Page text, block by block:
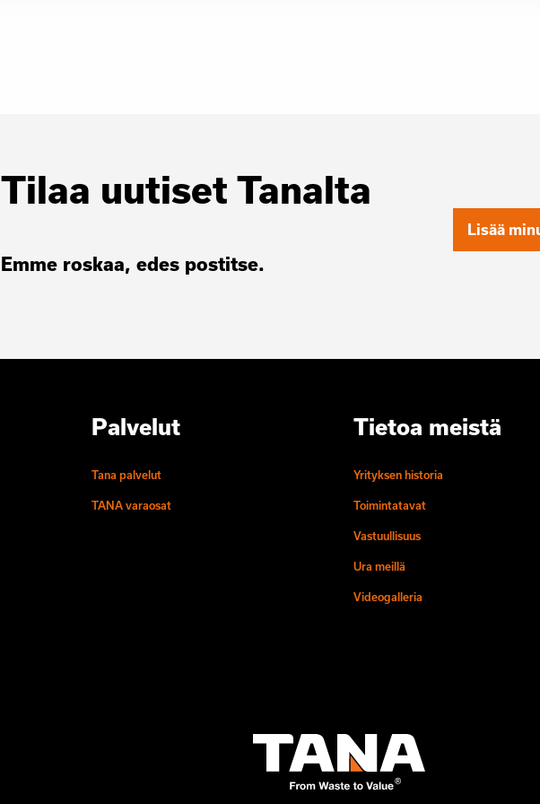
Tilaa uutiset Tanalta
Emme roskaa, edes postitse.
Lisää
Palvelut
Tana palvelut
TANA varaosat
Tietoa meistä
Yrityksen historia
Toimintatavat
Vastuullisuus
Ura meillä
Videogalleria